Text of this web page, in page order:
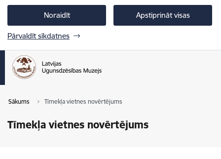
Noraidīt Apstiprināt visas
Pārvaldīt sīkdatnes
Sākums Tīmekļa vietnes novērtējums
Tīmekļa vietnes novērtējums